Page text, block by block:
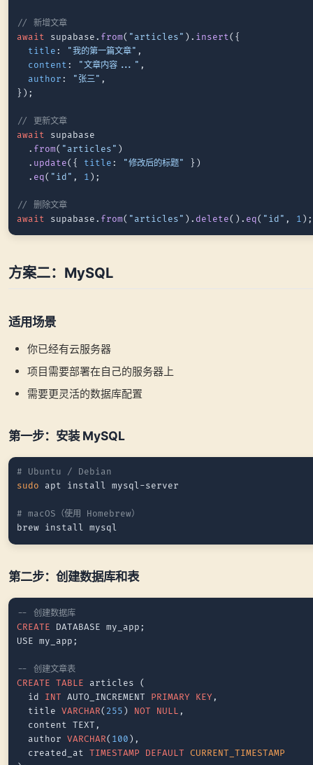
// 新增文章
await supabase. from( "articles" ). insert({
title : "我的第一篇文章" ,
content : "文章内容..." ,
author : "张三" ,
});
// 更新文章
await supabase
  .
from( "articles" )
  .
update({ title : "修改后的标题"
})
  .
eq( "id" , 1 );
// 删除文章
await supabase. from( "articles" ). delete(). eq( "id" , 1
方案二：MySQL
适用场景
你已经有云服务器
项目需要部署在自己的服务器上
需要更灵活的数据库配置
第一步：安装 MySQL
# Ubuntu / Debian
sudo apt install mysql-server
# macOS（使用 Homebrew）
第二步：创建数据库和表
-- 创建数据库
CREATE DATABASE my_app;
USE my_app;
-- 创建文章表
CREATE TABLE articles (
  id
INT AUTO_INCREMENT PRIMARY KEY ,
  title
VARCHAR( 255 ) NOT NULL ,
  content TEXT,
  author
VARCHAR( 100 ),
  created_at
TIMESTAMP DEFAULT
CURRENT_TIMESTAMP